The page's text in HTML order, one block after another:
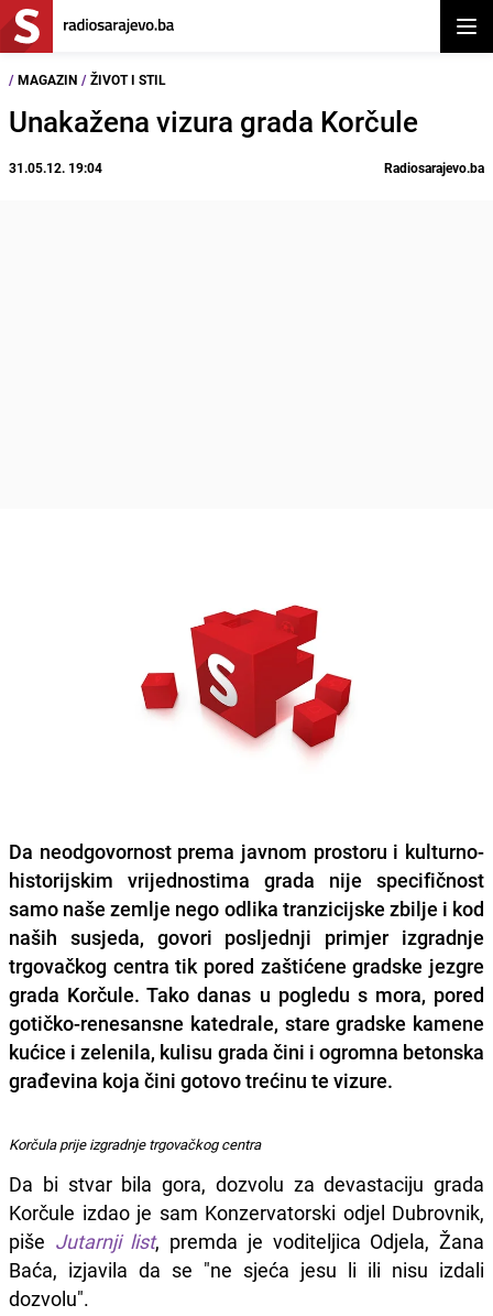
/ MAGAZIN / ŽIVOT I STIL
Unakažena vizura grada Korčule
31.05.12. 19:04 Radiosarajevo.ba
Da neodgovornost prema javnom prostoru i kulturno-
historijskim vrijednostima grada nije specifičnost
samo naše zemlje nego odlika tranzicijske zbilje i kod
naših susjeda, govori posljednji primjer izgradnje
trgovačkog centra tik pored zaštićene gradske jezgre
grada Korčule. Tako danas u pogledu s mora, pored
gotičko-renesansne katedrale, stare gradske kamene
kućice i zelenila, kulisu grada čini i ogromna betonska
građevina koja čini gotovo trećinu te vizure.
Korčula prije izgradnje trgovačkog centra
Da bi stvar bila gora, dozvolu za devastaciju grada
Korčule izdao je sam Konzervatorski odjel Dubrovnik,
piše Jutarnji list, premda je voditeljica Odjela, Žana
Baća, izjavila da se "ne sjeća jesu li ili nisu izdali
dozvolu".